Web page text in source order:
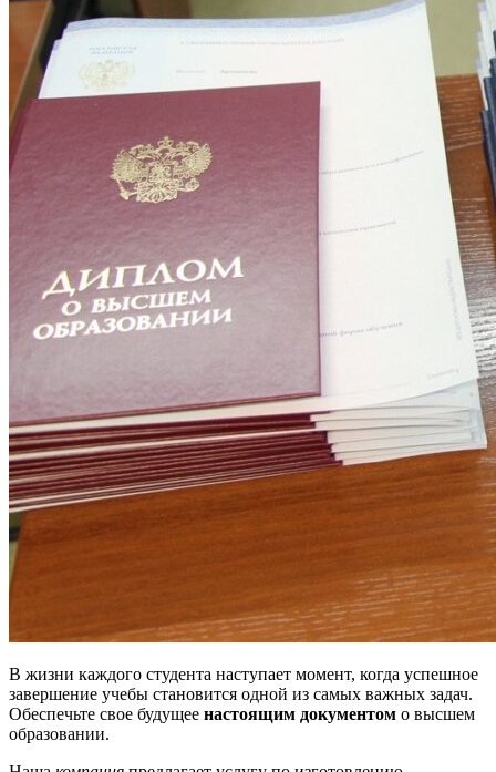
В жизни каждого студента наступает момент, когда успешное
завершение учебы становится одной из самых важных задач.
Обеспечьте свое будущее настоящим документом о высшем
образовании.